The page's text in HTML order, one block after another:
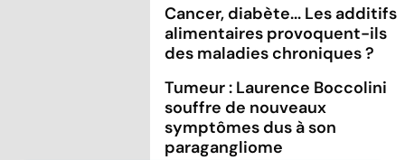
Cancer, diabète... Les additifs
alimentaires provoquent-ils
des maladies chroniques ?
Tumeur : Laurence Boccolini
souffre de nouveaux
symptômes dus à son
paragangliome